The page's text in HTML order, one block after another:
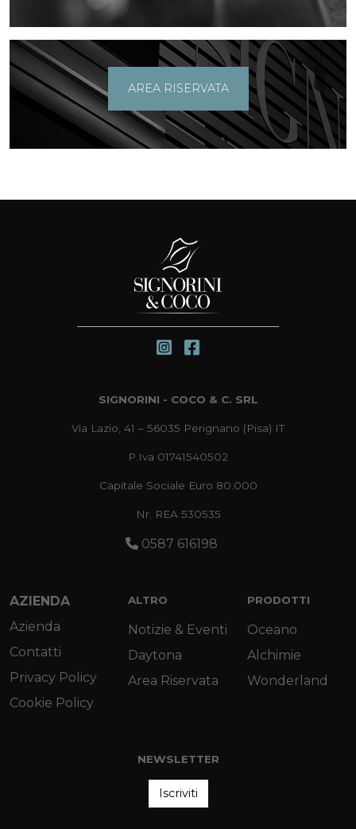
AREA RISERVATA
SIGNORINI - COCO & C. SRL
Via Lazio, 41 – 56035 Perignano (Pisa) IT
P.Iva 01741540502
Capitale Sociale Euro 80.000
Nr. REA 530535
0587 616198
AZIENDA
Azienda
Contatti
Privacy Policy
Cookie Policy
ALTRO
Notizie & Eventi
Daytona
Area Riservata
PRODOTTI
Oceano
Alchimie
Wonderland
NEWSLETTER
Iscriviti